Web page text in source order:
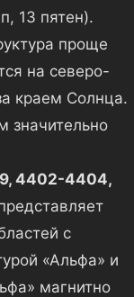
13 пятен).
проще
на северо-
краем Солнца.
значительно
4402-4404,
с
«Альфа» и
магнитно